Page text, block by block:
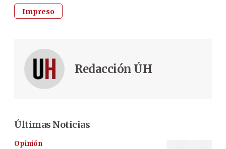
Impreso
Redacción ÚH
Últimas Noticias
Opinión